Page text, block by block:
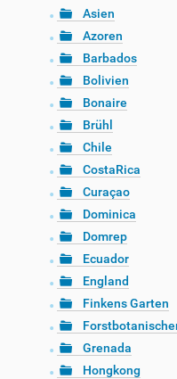
Asien
Azoren
Barbados
Bolivien
Bonaire
Brühl
Chile
CostaRica
Curaçao
Dominica
Domrep
Ecuador
England
Finkens Garten
Grenada
Hongkong